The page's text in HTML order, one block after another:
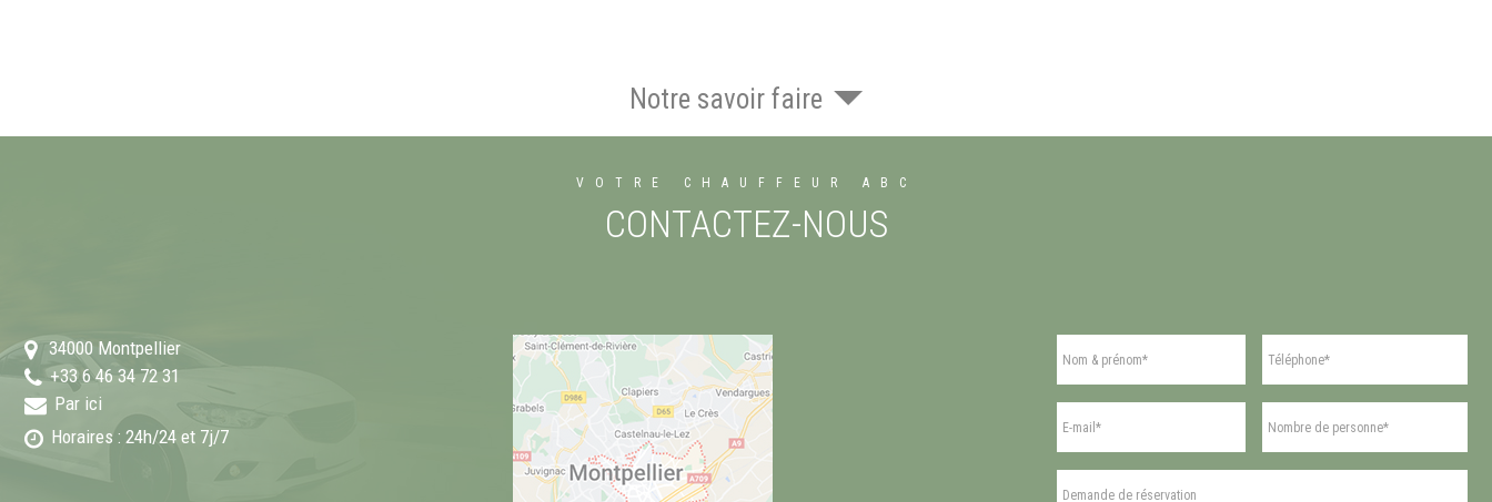
Notre savoir faire
VOTRE CHAUFFEUR ABC
CONTACTEZ-NOUS
34000 Montpellier
+33 6 46 34 72 31
Par ici
Horaires : 24h/24 et 7j/7